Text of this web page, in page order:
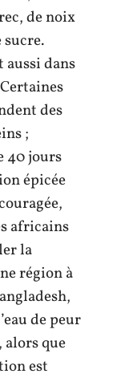
de noix
sucre.
aussi dans
des
;
40 jours
épicée
africains
la
région à
de peur
alors que
est